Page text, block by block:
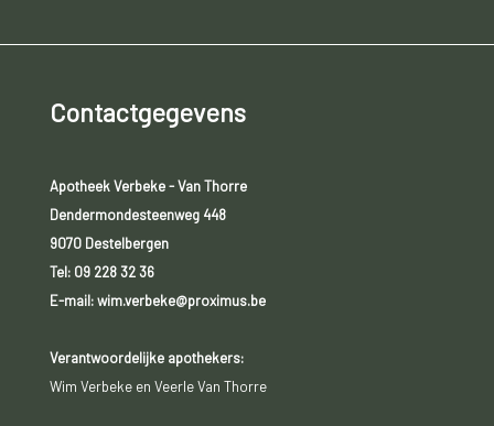
Contactgegevens
Apotheek Verbeke - Van Thorre
Dendermondesteenweg 448
9070 Destelbergen
Tel: 09 228 32 36
E-mail: wim.verbeke@proximus.be
Verantwoordelijke apothekers:
Wim Verbeke en Veerle Van Thorre